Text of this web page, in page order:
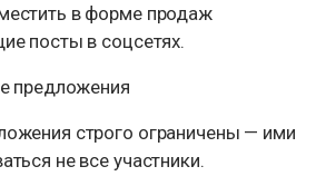
в форме продаж
посты в соцсетях.
предложения
строго ограничены — ими
не все участники.